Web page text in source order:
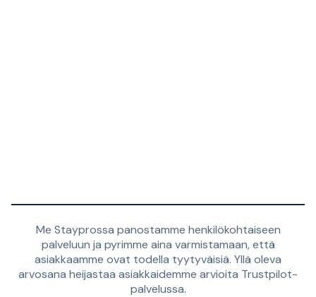
Me Stayprossa panostamme henkilökohtaiseen
palveluun ja pyrimme aina varmistamaan, että
asiakkaamme ovat todella tyytyväisiä. Yllä oleva
arvosana heijastaa asiakkaidemme arvioita Trustpilot-
palvelussa.